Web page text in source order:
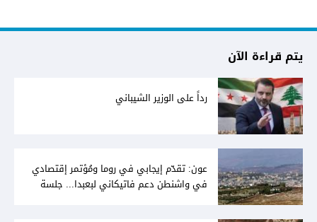
يتم قراءة الآن
رداً على الوزير الشيباني
عون: تقدّم إيجابي في روما ومُؤتمر إقتصادي
في واشنطن دعم فاتيكاني لبعبدا... جلسة